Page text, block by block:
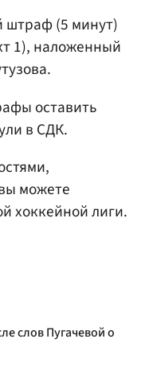
штраф (5 минут)
1), наложенный
оставить
в СДК.
можете
хоккейной лиги.
слов Пугачевой о